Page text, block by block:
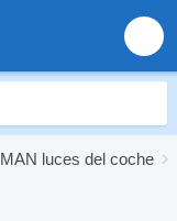
MAN luces del coche